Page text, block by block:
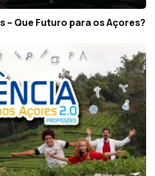
Que Futuro para os Açores?